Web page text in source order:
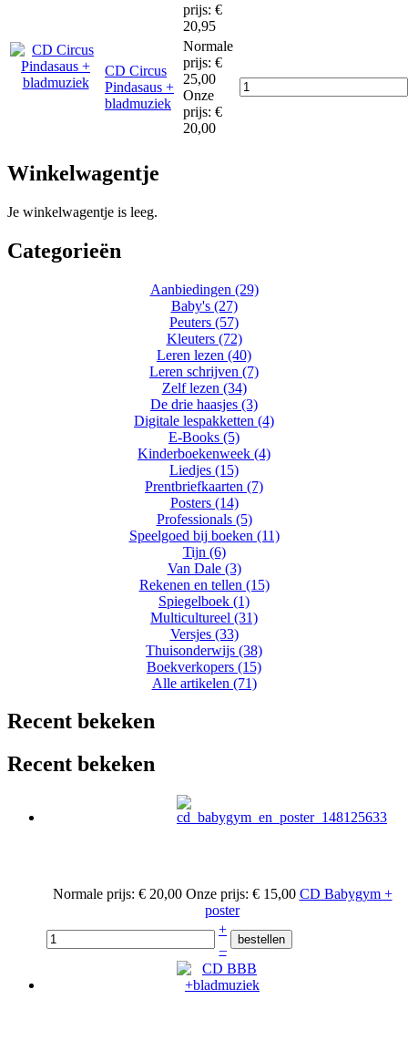
prijs: €
20,95
CD Circus
Pindasaus +
bladmuziek
Normale
prijs: €
25,00
Onze
prijs: €
20,00
Winkelwagentje
Je winkelwagentje is leeg.
Categorieën
Aanbiedingen (29)
Baby's (27)
Peuters (57)
Kleuters (72)
Leren lezen (40)
Leren schrijven (7)
Zelf lezen (34)
De drie haasjes (3)
Digitale lespakketten (4)
E-Books (5)
Kinderboekenweek (4)
Liedjes (15)
Prentbriefkaarten (7)
Posters (14)
Professionals (5)
Speelgoed bij boeken (11)
Tijn (6)
Van Dale (3)
Rekenen en tellen (15)
Spiegelboek (1)
Multicultureel (31)
Versjes (33)
Thuisonderwijs (38)
Boekverkopers (15)
Alle artikelen (71)
Recent bekeken
Recent bekeken
Normale prijs: € 20,00 Onze prijs: € 15,00 CD Babygym +
poster
+
–